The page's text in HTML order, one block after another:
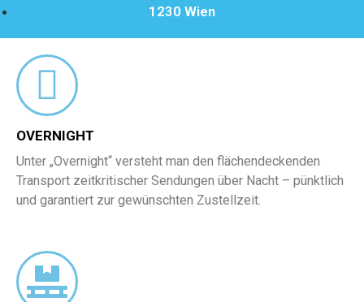
1230 Wien
OVERNIGHT
Unter „Overnight“ versteht man den flächendeckenden
Transport zeitkritischer Sendungen über Nacht – pünktlich
und garantiert zur gewünschten Zustellzeit.